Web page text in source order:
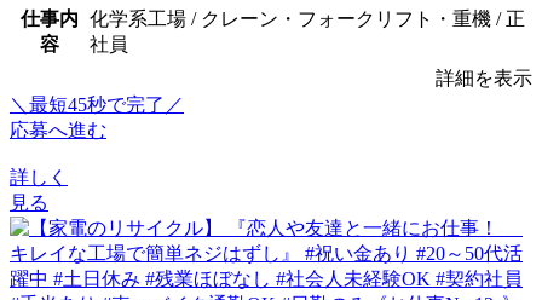
仕事内
容
化学系工場 / クレーン・フォークリフト・重機 / 正
社員
詳細を表示
＼最短45秒で完了／
応募へ進む
詳しく
見る